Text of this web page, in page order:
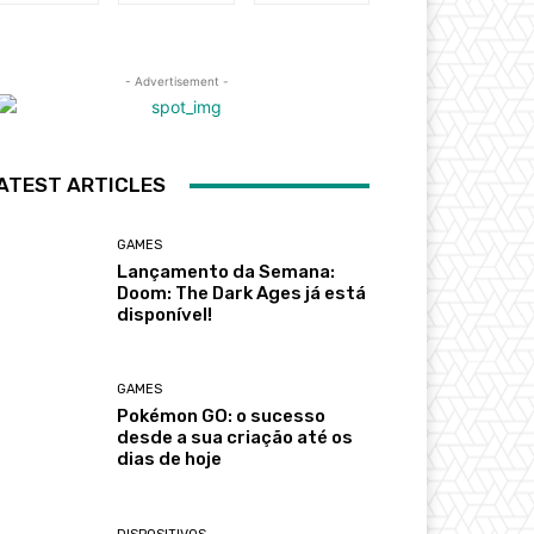
- Advertisement -
ARTICLES
GAMES
Lançamento da Semana:
Doom: The Dark Ages já está
disponível!
GAMES
Pokémon GO: o sucesso
desde a sua criação até os
dias de hoje